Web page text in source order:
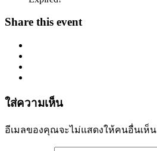
Share this event
ใส่ความเห็น
อีเมลของคุณจะไม่แสดงให้คนอื่นเห็น